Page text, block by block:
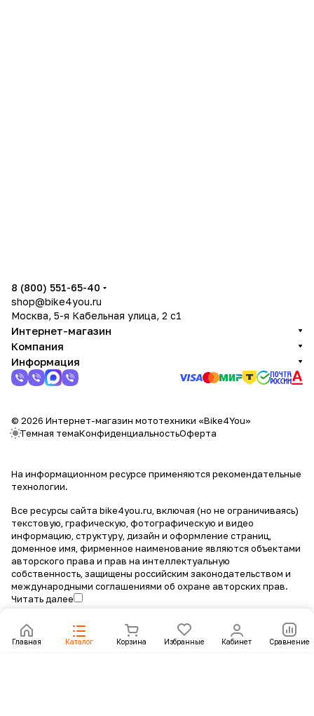
Главная Каталог Корзина Избранные Кабинет Сравнение
8 (800) 551-65-40
shop@bike4you.ru
Москва, 5-я Кабельная улица, 2 с1
Интернет-магазин
Компания
Информация
© 2026 Интернет-магазин мототехники «Bike4You»
Темная темаКонфиденциальностьОферта
На информационном ресурсе применяются рекомендательные
технологии.
Все ресурсы сайта bike4you.ru, включая (но не ограничиваясь)
текстовую, графическую, фотографическую и видео
информацию, структуру, дизайн и оформление страниц,
доменное имя, фирменное наименование являются объектами
авторского права и прав на интеллектуальную
собственность, защищены российским законодательством и
международными соглашениями об охране авторских прав.
Читать далее